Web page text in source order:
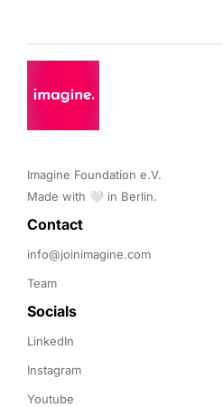
Imagine Foundation e.V.
Made with 🤍 in Berlin.
Contact
info@joinimagine.com
Team
Socials
LinkedIn
Instagram
Youtube